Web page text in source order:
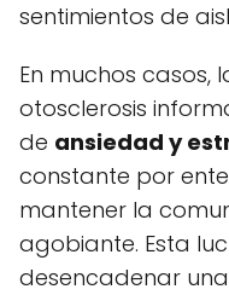
sentimientos de
En muchos casos,
otosclerosis
de ansiedad y
constante por
mantener la
agobiante. Esta
desencadenar